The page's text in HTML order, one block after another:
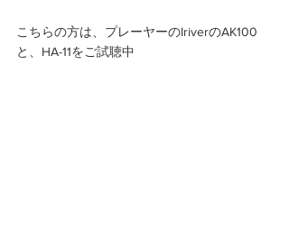
こちらの方は、プレーヤーのIriverのAK100
と、HA-11をご試聴中